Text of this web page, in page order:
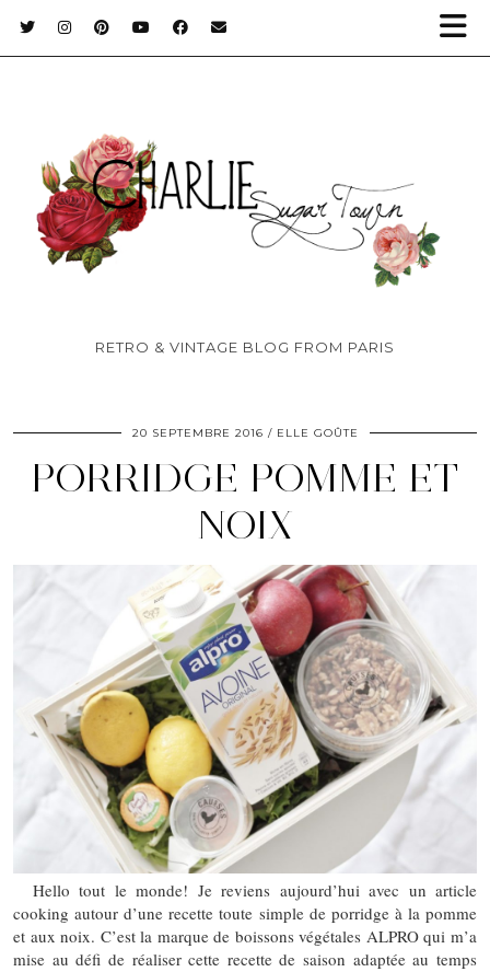
RETRO & VINTAGE BLOG FROM PARIS
20 SEPTEMBRE 2016 ELLE GOÛTE
PORRIDGE POMME ET
NOIX
Hello tout le monde! Je reviens aujourd’hui avec un article
cooking autour d’une recette toute simple de porridge à la pomme
et aux noix. C’est la marque de boissons végétales ALPRO qui m’a
mise au défi de réaliser cette recette de saison adaptée au temps